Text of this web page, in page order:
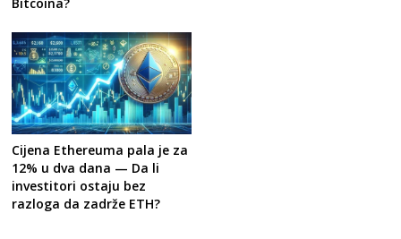
Cijena Ethereuma pala je za
12% u dva dana — Da li
investitori ostaju bez
razloga da zadrže ETH?